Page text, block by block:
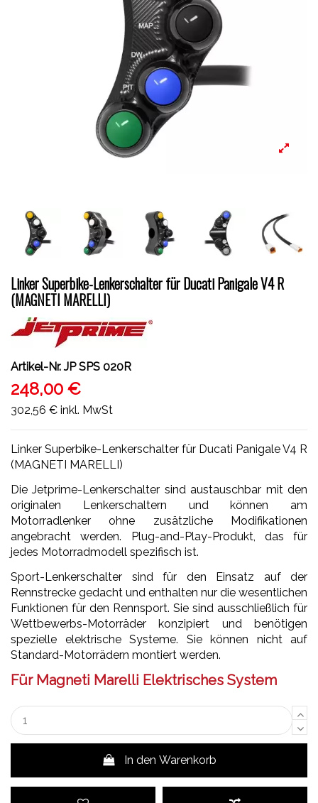
Linker Superbike-Lenkerschalter für Ducati Panigale V4 R
(MAGNETI MARELLI)
Artikel-Nr. JP SPS 020R
248,00 €
302,56 € inkl. MwSt
Linker Superbike-Lenkerschalter für Ducati Panigale V4 R
(MAGNETI MARELLI)
Die Jetprime-Lenkerschalter sind austauschbar mit den
originalen Lenkerschaltern und können am
Motorradlenker ohne zusätzliche Modifikationen
angebracht werden. Plug-and-Play-Produkt, das für
jedes Motorradmodell spezifisch ist.
Sport-Lenkerschalter sind für den Einsatz auf der
Rennstrecke gedacht und enthalten nur die wesentlichen
Funktionen für den Rennsport. Sie sind ausschließlich für
Wettbewerbs-Motorräder konzipiert und benötigen
spezielle elektrische Systeme. Sie können nicht auf
Standard-Motorrädern montiert werden.
Für Magneti Marelli Elektrisches System
In den Warenkorb